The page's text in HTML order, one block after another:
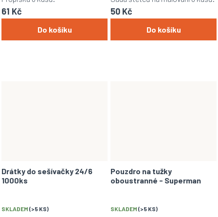
61 Kč
Do košíku
50 Kč
Do košíku
Drátky do sešívačky 24/6
1000ks
SKLADEM (>5 KS)
Pouzdro na tužky
oboustranné - Superman
SKLADEM (>5 KS)